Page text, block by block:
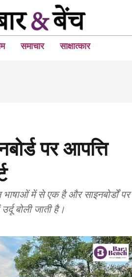
समाचार साक्षात्कार
पर आपत्ति
में से एक है और साइनबोर्डों पर
बोली जाती है।